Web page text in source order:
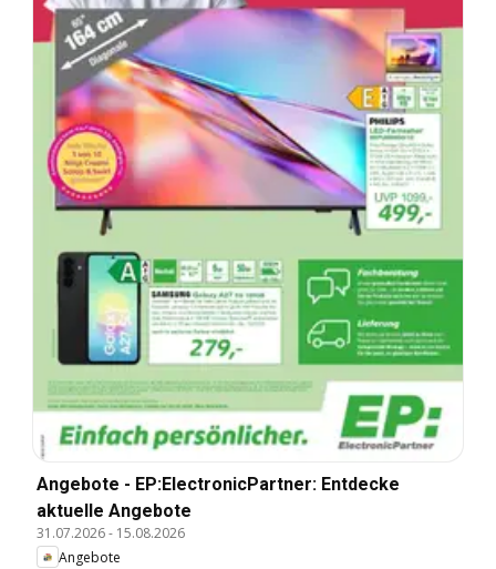
Angebote - EP:ElectronicPartner: Entdecke
aktuelle Angebote
31.07.2026- 15.08.2026
Angebote